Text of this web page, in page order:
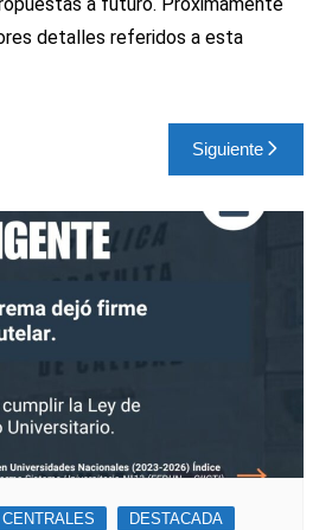
a futuro. Próximamente
detalles referidos a esta
Siguiente
CENTRALES
DESTACADA